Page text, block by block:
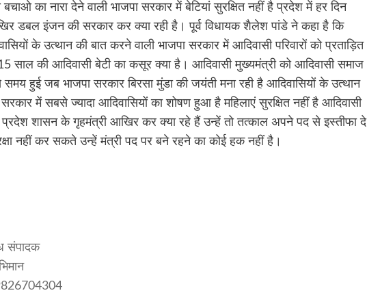
बचाओ का नारा देने वाली भाजपा सरकार में बेटियां सुरक्षित नहीं है प्रदेश में हर दिन
डबल इंजन की सरकार कर क्या रही है। पूर्व विधायक शैलेश पांडे ने कहा है कि
के उत्थान की बात करने वाली भाजपा सरकार में आदिवासी परिवारों को प्रताड़ित
साल की आदिवासी बेटी का कसूर क्या है। आदिवासी मुख्यमंत्री को आदिवासी समाज
हुई जब भाजपा सरकार बिरसा मुंडा की जयंती मना रही है आदिवासियों के उत्थान
में सबसे ज्यादा आदिवासियों का शोषण हुआ है महिलाएं सुरक्षित नहीं है आदिवासी
है प्रदेश शासन के गृहमंत्री आखिर कर क्या रहे हैं उन्हें तो तत्काल अपने पद से इस्तीफा दे
नहीं कर सकते उन्हें मंत्री पद पर बने रहने का कोई हक नहीं है।
संपादक